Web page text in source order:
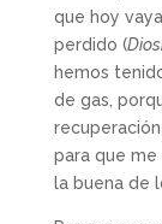
que hoy
perdido (
hemos
de gas,
para que
la buena de